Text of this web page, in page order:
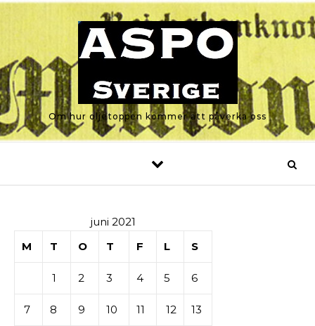
Skip to content
Om hur oljetoppen kommer att påverka oss
juni 2021
M
T O T F L S
1 2 3 4 5 6
7 8 9 10 11 12 13